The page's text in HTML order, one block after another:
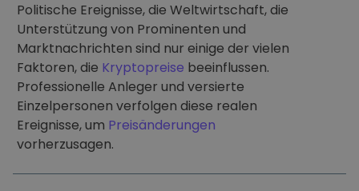
Politische Ereignisse, die Weltwirtschaft, die
Unterstützung von Prominenten und
Marktnachrichten sind nur einige der vielen
Faktoren, die Kryptopreise beeinflussen.
Professionelle Anleger und versierte
Einzelpersonen verfolgen diese realen
Ereignisse, um Preisänderungen
vorherzusagen.